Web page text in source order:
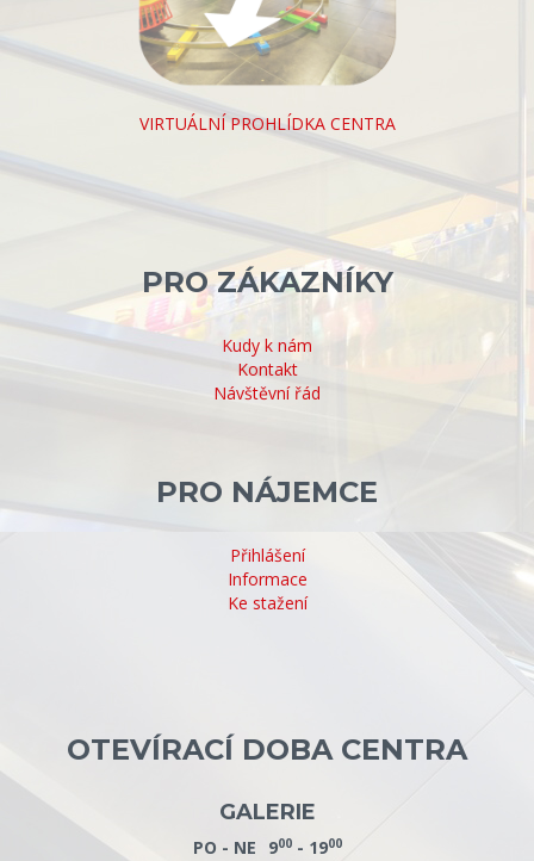
VIRTUÁLNÍ PROHLÍDKA CENTRA
PRO ZÁKAZNÍKY
Kudy k nám
Kontakt
Návštěvní řád
PRO NÁJEMCE
Přihlášení
Informace
Ke stažení
OTEVÍRACÍ DOBA CENTRA
GALERIE
PO - NE 900- 1900